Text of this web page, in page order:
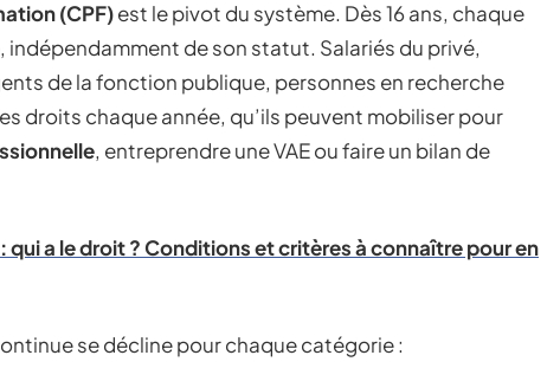
(CPF)est le pivot du système. Dès 16 ans, chaque
de son statut. Salariés du privé,
de la fonction publique, personnes en recherche
droits chaque année, qu’ils peuvent mobiliser pour
, entreprendre une VAE ou faire un bilan de
qui a le droit ? Conditions et critères à connaître pour en
se décline pour chaque catégorie :